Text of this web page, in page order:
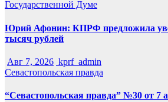
Государственной Думе
Юрий Афонин: КПРФ предложила
тысяч рублей
Авг 7, 2026 kprf_admin
Севастопольская правда
“Севастопольская правда” №30 от 7